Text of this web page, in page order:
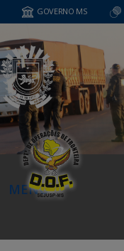
GOVERNO MS
MENU